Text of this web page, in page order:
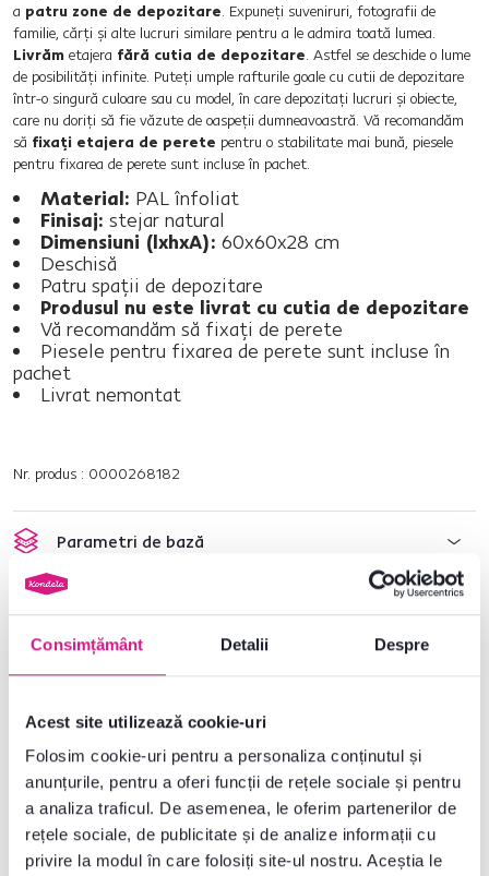
Consimțământ Detalii Despre
Acest site utilizează cookie-uri
Folosim cookie-uri pentru a personaliza conținutul și
anunțurile, pentru a oferi funcții de rețele sociale și pentru
a analiza traficul. De asemenea, le oferim partenerilor de
rețele sociale, de publicitate și de analize informații cu
privire la modul în care folosiți site-ul nostru. Aceștia le
a patru zone de depozitare. Expuneţi suveniruri, fotografii de
familie, cărţi şi alte lucruri similare pentru a le admira toată lumea.
Livrăm etajera fără cutia de depozitare. Astfel se deschide o lume
de posibilităţi infinite. Puteţi umple rafturile goale cu cutii de depozitare
într-o singură culoare sau cu model, în care depozitaţi lucruri şi obiecte,
care nu doriţi să fie văzute de oaspeţii dumneavoastră. Vă recomandăm
să fixaţi etajera de perete pentru o stabilitate mai bună, piesele
pentru fixarea de perete sunt incluse în pachet.
Material: PAL înfoliat
Finisaj: stejar natural
Dimensiuni (lxhxA): 60x60x28 cm
Deschisă
Patru spaţii de depozitare
Produsul nu este livrat cu cutia de depozitare
Vă recomandăm să fixaţi de perete
Piesele pentru fixarea de perete sunt incluse în
pachet
Livrat nemontat
Nr. produs : 0000268182
Parametri de bază
Instrucțiuni de asamblare
Nu ați găsit informațiile dorite?
Contactați-ne și vă vom ajuta cu plăcere